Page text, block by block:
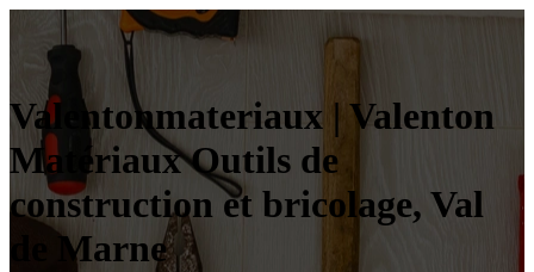
Valen­ton­mate­riaux | Valenton
Matériaux Outils de
construction et bricolage, Val
de Marne